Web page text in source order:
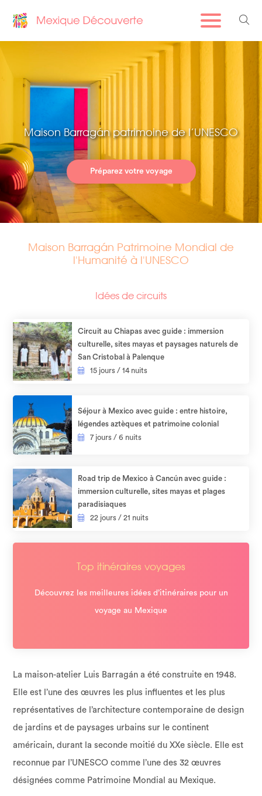
Maison Barragán patrimoine de l’UNESCO
Préparez votre voyage
Maison Barragán Patrimoine Mondial de
l'Humanité à l'UNESCO
La maison-atelier Luis Barragán a été construite en 1948.
Elle est l’une des œuvres les plus influentes et les plus
représentatives de l’architecture contemporaine de design
de jardins et de paysages urbains sur le continent
américain, durant la seconde moitié du XXe siècle. Elle est
reconnue par l’UNESCO comme l’une des 32 œuvres
désignées comme Patrimoine Mondial au Mexique.
Idées de circuits
Circuit au Chiapas avec guide : immersion
culturelle, sites mayas et paysages naturels de
San Cristobal à Palenque
15 jours / 14 nuits
Séjour à Mexico avec guide : entre histoire,
légendes aztèques et patrimoine colonial
7 jours / 6 nuits
Road trip de Mexico à Cancún avec guide :
immersion culturelle, sites mayas et plages
paradisiaques​
22 jours / 21 nuits
Top itinéraires voyages
Découvrez les meilleures idées d’itinéraires pour un
voyage au Mexique